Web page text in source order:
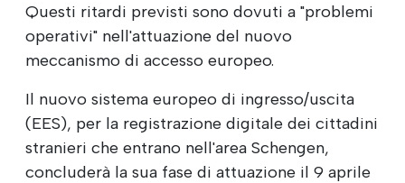
Questi ritardi previsti sono dovuti a "problemi
operativi" nell'attuazione del nuovo
meccanismo di accesso europeo.
Il nuovo sistema europeo di ingresso/uscita
(EES), per la registrazione digitale dei cittadini
stranieri che entrano nell'area Schengen,
concluderà la sua fase di attuazione il 9 aprile